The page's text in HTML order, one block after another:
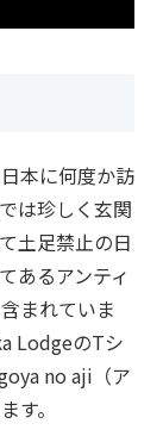
本に何度か訪
は珍しく玄関
土足禁止の日
あるアンティ
まれていま
LodgeのTシ
no aji（ア
す。